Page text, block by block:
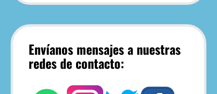
Envíanos mensajes a nuestras
redes de contacto: